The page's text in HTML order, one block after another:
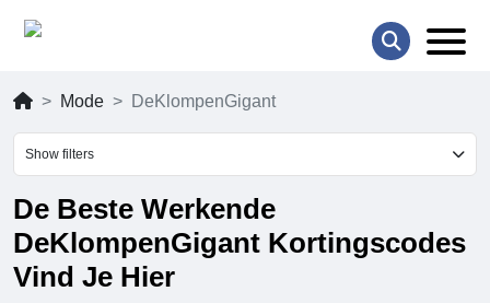
Mode DeKlompenGigant
Show filters
De Beste Werkende
DeKlompenGigant Kortingscodes
Vind Je Hier